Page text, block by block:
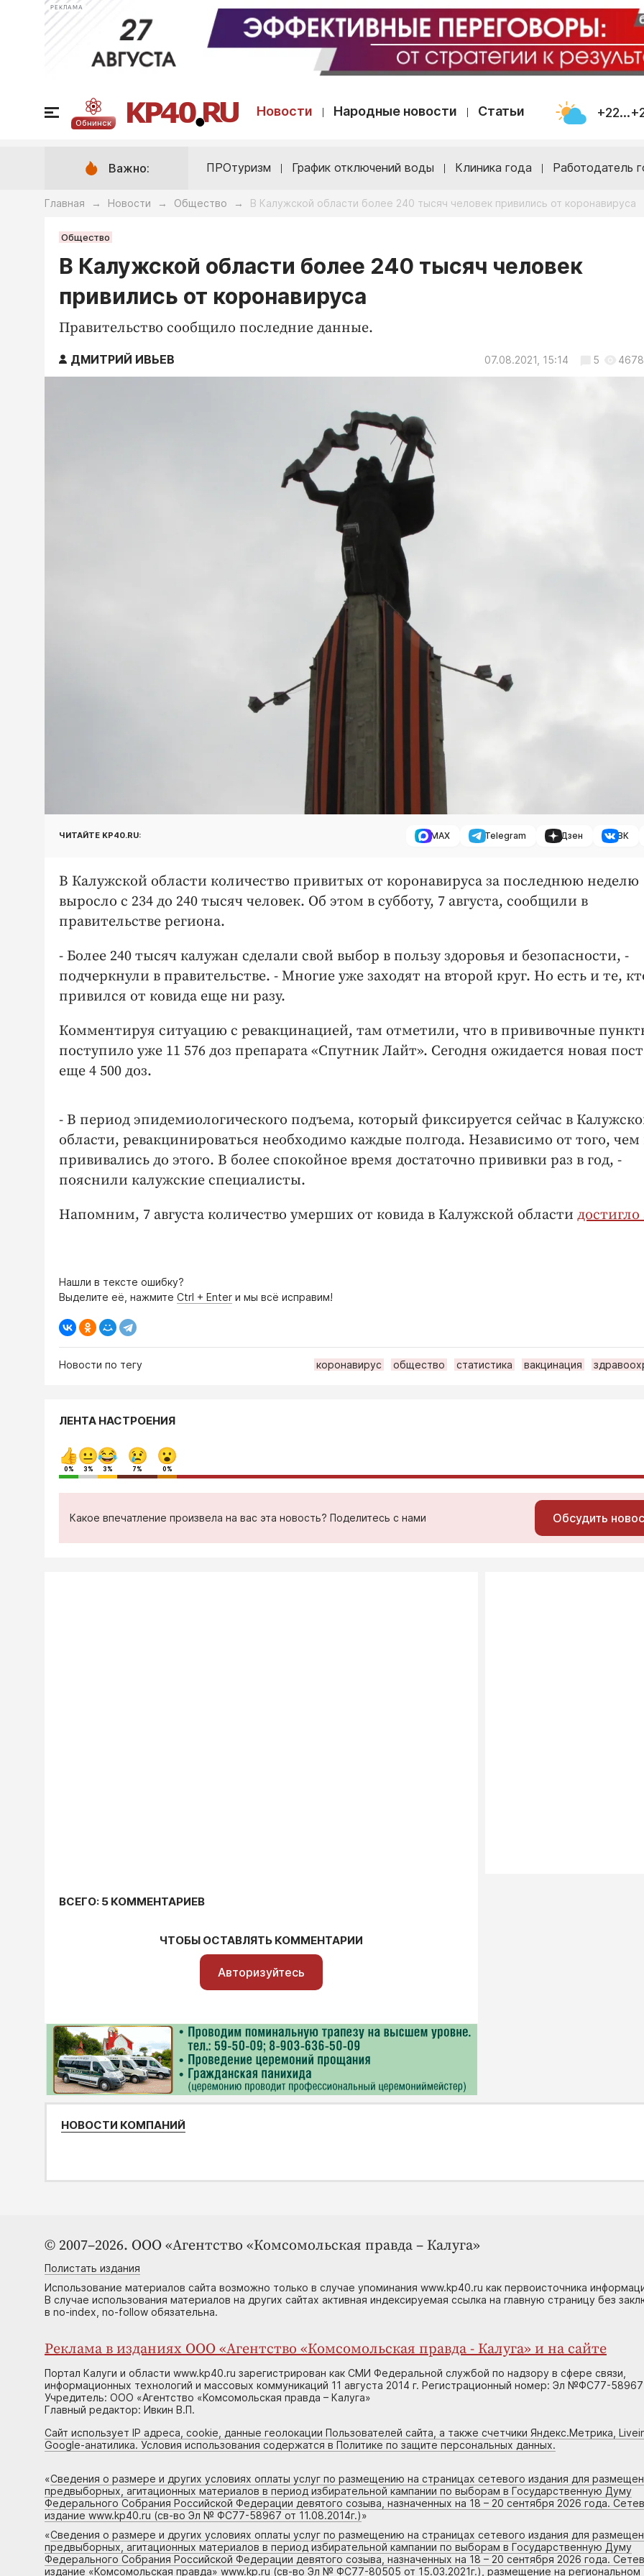
РЕКЛАМА
Обнинск
Новости Народные новости Статьи
Важно: ПРОтуризм График отключений воды Клиника года Работодатель
Главная → Новости → Общество → В Калужской области более 240 тысяч человек привились от коронавируса
Общество
В Калужской области более 240 тысяч человек
привились от коронавируса
Правительство сообщило последние данные.
ДМИТРИЙ ИВЬЕВ 07.08.2021, 15:14 5 4678
ЧИТАЙТЕ KP40.RU: MAX Telegram Дзен ВК
В Калужской области количество привитых от коронавируса за последнюю неделю
выросло с 234 до 240 тысяч человек. Об этом в субботу, 7 августа, сообщили в
правительстве региона.
- Более 240 тысяч калужан сделали свой выбор в пользу здоровья и безопасности, -
подчеркнули в правительстве. - Многие уже заходят на второй круг. Но есть и те,
привился от ковида еще ни разу.
Комментируя ситуацию с ревакцинацией, там отметили, что в прививочные
поступило уже 11 576 доз препарата «Спутник Лайт». Сегодня ожидается новая
еще 4 500 доз.
- В период эпидемиологического подъема, который фиксируется сейчас в
области, ревакцинироваться необходимо каждые полгода. Независимо от того,
прививались до этого. В более спокойное время достаточно прививки раз в год, -
пояснили калужские специалисты.
Напомним, 7 августа количество умерших от ковида в Калужской области достигло
Нашли в тексте ошибку?
Выделите её, нажмите Ctrl + Enter и мы всё исправим!
Новости по тегу коронавирус общество статистика вакцинация
ЛЕНТА НАСТРОЕНИЯ
0% 3% 3% 7% 0%
Какое впечатление произвела на вас эта новость? Поделитесь с нами Обсудить
ВСЕГО: 5 КОММЕНТАРИЕВ
ЧТОБЫ ОСТАВЛЯТЬ КОММЕНТАРИИ
Авторизуйтесь
НОВОСТИ КОМПАНИЙ
© 2007–2026. ООО «Агентство «Комсомольская правда – Калуга»
Полистать издания
Использование материалов сайта возможно только в случае упоминания www.kp40.ru как первоисточника
В случае использования материалов на других сайтах активная индексируемая ссылка на главную страницу без
в no-index, no-follow обязательна.
Реклама в изданиях ООО «Агентство «Комсомольская правда - Калуга» и на сайте
Портал Калуги и области www.kp40.ru зарегистрирован как СМИ Федеральной службой по надзору в сфере связи,
информационных технологий и массовых коммуникаций 11 августа 2014 г. Регистрационный номер: Эл №ФС77-58967
Учредитель: ООО «Агентство «Комсомольская правда – Калуга»
Главный редактор: Ивкин В.П.
Сайт использует IP адреса, cookie, данные геолокации Пользователей сайта, а также счетчики Яндекс.Метрика,
Google-анатилика. Условия использования содержатся в Политике по защите персональных данных.
«Сведения о размере и других условиях оплаты услуг по размещению на страницах сетевого издания для
предвыборных, агитационных материалов в период избирательной кампании по выборам в Государственную Думу
Федерального Собрания Российской Федерации девятого созыва, назначенных на 18 – 20 сентября 2026 года.
издание www.kp40.ru (св-во Эл № ФС77-58967 от 11.08.2014г.)»
«Сведения о размере и других условиях оплаты услуг по размещению на страницах сетевого издания для
предвыборных, агитационных материалов в период избирательной кампании по выборам в Государственную Думу
Федерального Собрания Российской Федерации девятого созыва, назначенных на 18 – 20 сентября 2026 года.
издание «Комсомольская правда» www.kp.ru (св-во Эл № ФС77-80505 от 15.03.2021г.), размещение на региональном